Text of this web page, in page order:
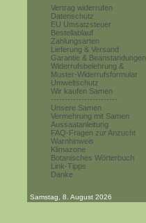
Vertrag widerrufen
Datenschutz
EU Umsatzsteuer
Bestellablauf
Zahlungsarten
Lieferung & Versand
Garantie & Beanstandungen
Widerrufsbelehrung &
Muster-Widerrufsformular
Umweltschutz
Wir kaufen Samen
------------------------
Unsere Samen
Vermehrung mit Samen
Aussaatanleitung
FAQ-Fragen zur Anzucht
Warnhinweis
Klimazone
Botanisches Wörterbuch
Link-Tipps
Danke
Samstag, 8. August 2026